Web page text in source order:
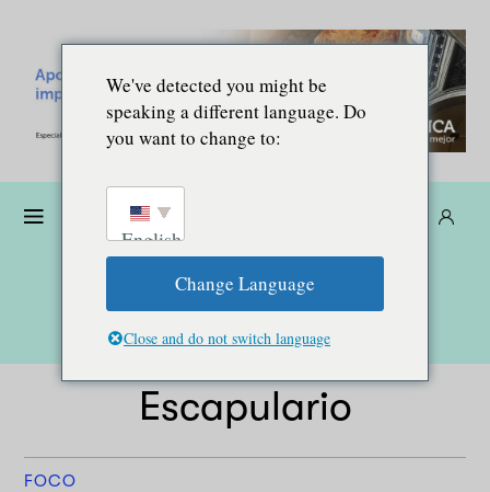
Escapulario
FOCO
We've detected you might be
speaking a different language. Do
you want to change to:
English
Change Language
Close and do not switch language